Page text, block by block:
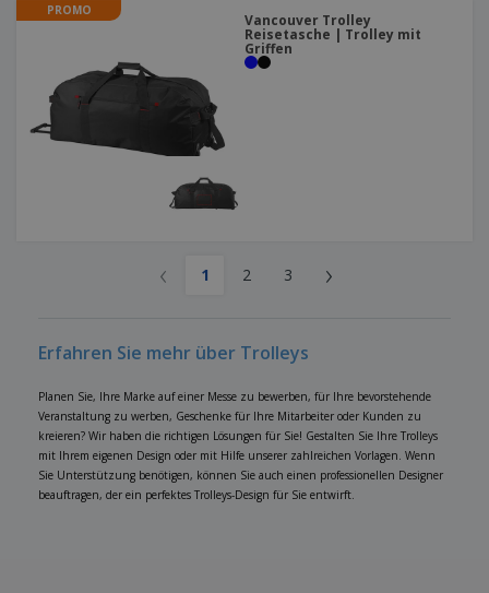
PROMO
Vancouver Trolley
Reisetasche | Trolley mit
Griffen
‹ 1 2 3 ›
Erfahren Sie mehr über Trolleys
Planen Sie, Ihre Marke auf einer Messe zu bewerben, für Ihre bevorstehende
Veranstaltung zu werben, Geschenke für Ihre Mitarbeiter oder Kunden zu
kreieren? Wir haben die richtigen Lösungen für Sie! Gestalten Sie Ihre Trolleys
mit Ihrem eigenen Design oder mit Hilfe unserer zahlreichen Vorlagen. Wenn
Sie Unterstützung benötigen, können Sie auch einen professionellen Designer
beauftragen, der ein perfektes Trolleys-Design für Sie entwirft.